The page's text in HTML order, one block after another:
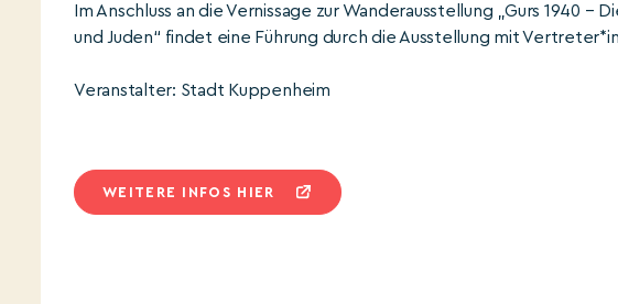
Im Anschluss an die Vernissage zur Wanderausstellung „Gurs 1940
und Juden“ findet eine Führung durch die Ausstellung mit
Veranstalter: Stadt Kuppenheim
WEITERE INFOS HIER